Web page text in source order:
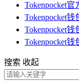
Tokenpocket
Tokenpocket
Tokenpocket钱
Tokenpocket钱
搜索 收起